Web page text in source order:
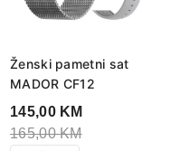
Ženski pametni sat
MADOR CF12
145,00 KM
165,00KM